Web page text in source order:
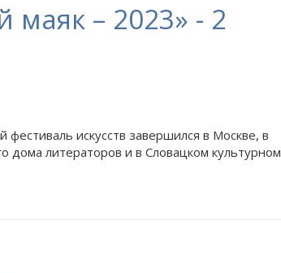
маяк – 2023» - 2
искусств завершился в Москве, в
дома литераторов и в Словацком культурном